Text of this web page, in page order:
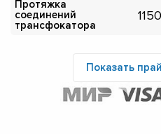
Протяжка
соединений
трансфокатора
1150
Показать